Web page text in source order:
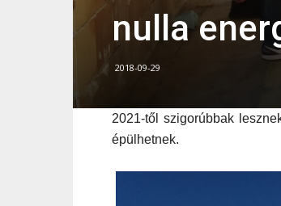
nulla
2018-09-29
2021-től szigorúbbak
épülhetnek.